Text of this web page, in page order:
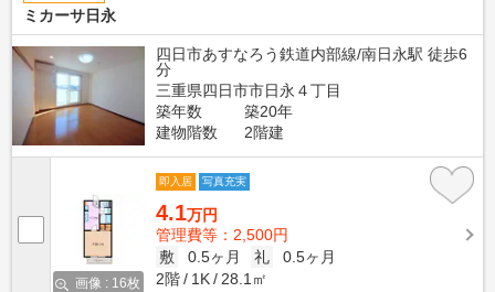
ミカーサ日永
四日市あすなろう鉄道内部線/南日永駅 徒歩6
分
三重県四日市市日永４丁目
築年数
築20年
建物階数
2階建
画像 : 16枚
即入居 写真充実
4.1万円
管理費等：2,500円
敷
0.5ヶ月 礼
0.5ヶ月
2階
1K 28.1㎡